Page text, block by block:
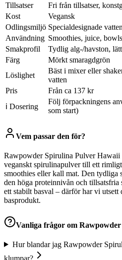
Tillsatser
Fri från tillsatser,
Kost
Vegansk
Odlingsmiljö Specialdesignade
Användning Smoothies, juice,
Smakprofil
Tydlig alg-/havston,
Färg
Mörkt smaragdgrön
Löslighet
Bäst i mixer eller
vatten
Pris
Från ca 137 kr
ℹ Dosering
Följ förpackningens
som start)
Vem passar den för?
Rawpowder Spirulina Pulver Hawaii
veganskt spirulinapulver till ett
smoothies eller kall mat. Den tydliga
den höga proteinnivån och tillsatsfria
ett stabilt basval – därför har vi utsett
basprodukt.
Vanliga frågor om
Hur blandar jag Rawpowder
klumpar?